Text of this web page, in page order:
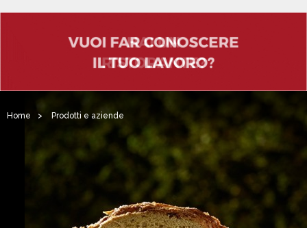
Home > Prodotti e aziende